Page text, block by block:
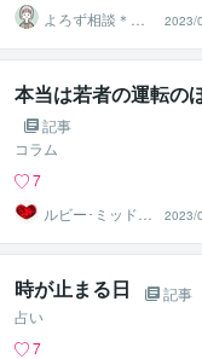
よろず相談＊元
検察事務官
2023/
本当は若者の運転の
記事
コラム
7
ルビー･ミッドナ
イト
2023/
時が止まる日
記事
占い
7